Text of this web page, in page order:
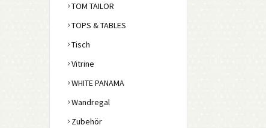
TOM TAILOR
TOPS & TABLES
Tisch
Vitrine
WHITE PANAMA
Wandregal
Zubehör